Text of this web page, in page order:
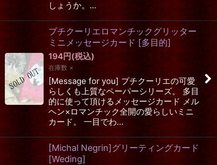
しょうか。…
プチクーリエロマンチックグリッター
ミニメッセージカード [多目的]
194円 (税込)
在庫数 ×
[Message for you] プチクーリエの可愛
らしくも上質なペーパーシリーズ。 多目
的に使って頂けるメッセージカード メル
ヘン×ロマンチック全開の愛らしいミニ
カード。 一目でわ…
[Michal Negrin]グリーティングカード
[Weding]